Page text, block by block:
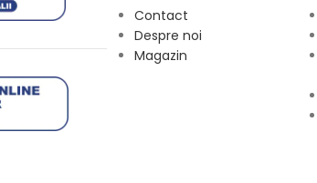
Contact
Despre noi
Magazin